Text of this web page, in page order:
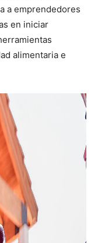
a emprendedores
en iniciar
alimentaria e